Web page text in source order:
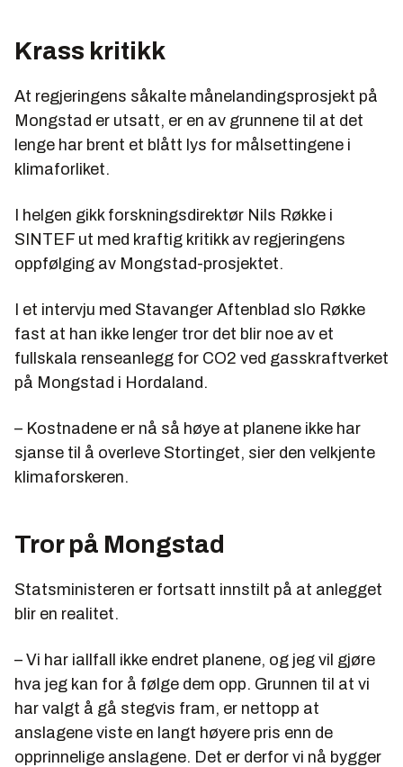
Krass kritikk
At regjeringens såkalte månelandingsprosjekt på
Mongstad er utsatt, er en av grunnene til at det
lenge har brent et blått lys for målsettingene i
klimaforliket.
I helgen gikk forskningsdirektør Nils Røkke i
SINTEF ut med kraftig kritikk av regjeringens
oppfølging av Mongstad-prosjektet.
I et intervju med Stavanger Aftenblad slo Røkke
fast at han ikke lenger tror det blir noe av et
fullskala renseanlegg for CO2 ved gasskraftverket
på Mongstad i Hordaland.
– Kostnadene er nå så høye at planene ikke har
sjanse til å overleve Stortinget, sier den velkjente
klimaforskeren.
Tror på Mongstad
Statsministeren er fortsatt innstilt på at anlegget
blir en realitet.
– Vi har iallfall ikke endret planene, og jeg vil gjøre
hva jeg kan for å følge dem opp. Grunnen til at vi
har valgt å gå stegvis fram, er nettopp at
anslagene viste en langt høyere pris enn de
opprinnelige anslagene. Det er derfor vi nå bygger